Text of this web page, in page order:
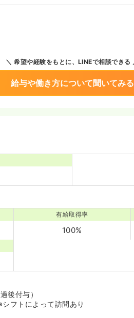
希望や経験をもとに、LINEで相談できる
給与や働き方について聞いてみる
有給取得率
100%
後付与）
フトによって訪問あり